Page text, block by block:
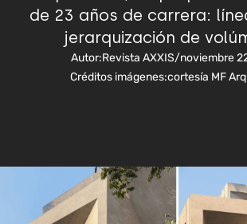
de 23 años de carrera:
jerarquización de
Autor:Revista AXXIS/noviembre
Créditos imágenes:cortesía MF